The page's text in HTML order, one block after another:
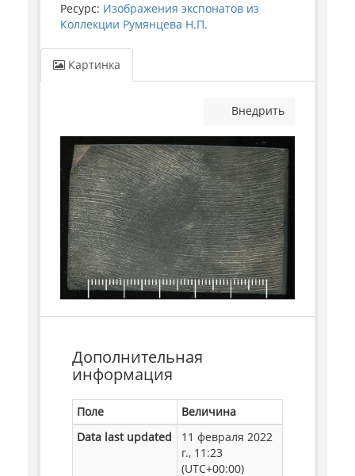
Ресурс: Изображения экспонатов из
Коллекции Румянцева Н.П.
Картинка
Внедрить
Дополнительная
информация
Поле
Величина
Data last updated
11 февраля 2022
г., 11:23
(UTC+00:00)